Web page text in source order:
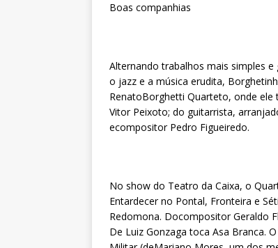
Boas companhias
Alternando trabalhos mais simples
o jazz e a música erudita,
RenatoBorghetti Quarteto, onde
Vitor Peixoto; do guitarrista,
ecompositor Pedro Figueiredo.
No show do Teatro da Caixa, o
Entardecer no Pontal, Fronteira e
Redomona. Docompositor Geraldo
De Luiz Gonzaga toca Asa Branca.